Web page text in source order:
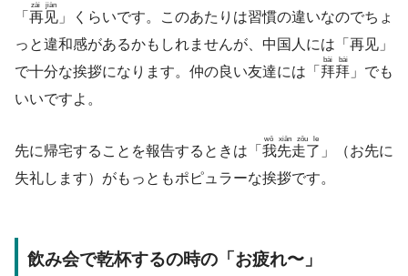
「 再见
zài jiàn
」くらいです。このあたりは習慣の違いなのでちょ
っと違和感があるかもしれませんが、中国人には「再见」
で十分な挨拶になります。仲の良い友達には「 拜拜
bài bài
」でも
いいですよ。
先に帰宅することを報告するときは「 我先走了
wǒ xiān zǒu le
」（お先に
失礼します）がもっともポピュラーな挨拶です。
飲み会で乾杯するの時の「お疲れ〜」